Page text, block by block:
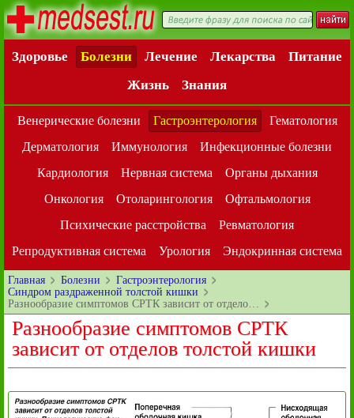
Здоровье Болезни Лечение Лекарства
Питание
Жизнь
Знания
Венерические болезни Гастроэнтерология
Гематология
Дерматология
Иммунология
Инфекционные болезни
Кардиология
Нервная система
Органы дыхания
Онкология
Отоларингология
Офтальмология
Психические расстройства
Ревматология
Репродуктивная система
Урология Эндокринная система
Главная Болезни
Гастроэнтерология
Синдром раздраженной толстой кишки
Разнообразие симптомов СРТК зависит от отдело…
Разнообразие симптомов СРТК
зависит от отделов толстой кишки